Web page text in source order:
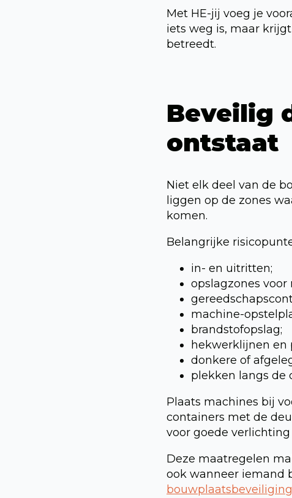
Met HE-jij voeg je
iets weg is, maar
betreedt.
Beveilig
ontstaat
Niet elk deel van de
liggen op de zones
komen.
Belangrijke
in- en uitritten;
opslagzones
machine-
brandstofopslag;
hekwerklijnen en
donkere of
plekken langs de
Plaats machines bij
containers met de
voor goede
Deze maatregelen
ook wanneer iemand